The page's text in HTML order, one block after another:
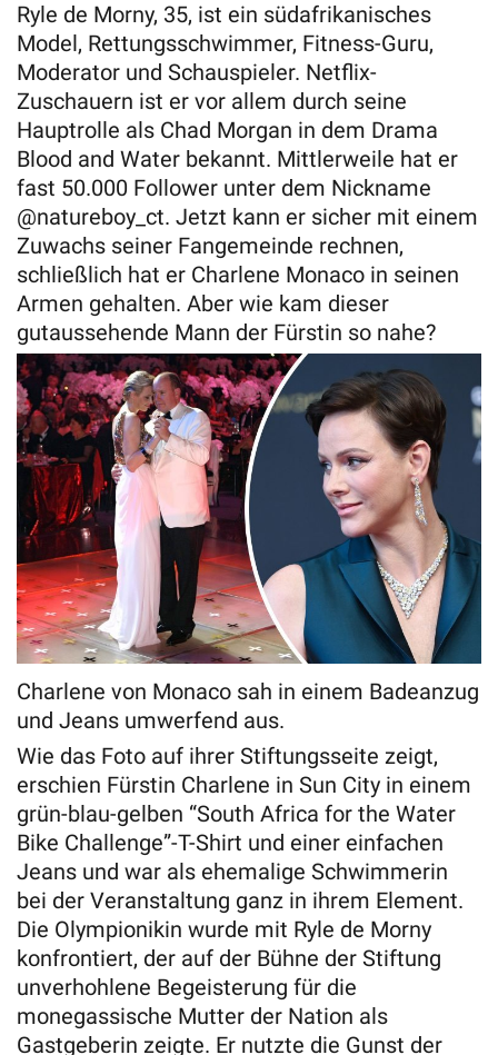
Ryle de Morny, 35, ist ein südafrikanisches
Model, Rettungsschwimmer, Fitness-Guru,
Moderator und Schauspieler. Netflix-
Zuschauern ist er vor allem durch seine
Hauptrolle als Chad Morgan in dem Drama
Blood and Water bekannt. Mittlerweile hat er
fast 50.000 Follower unter dem Nickname
@natureboy_ct. Jetzt kann er sicher mit einem
Zuwachs seiner Fangemeinde rechnen,
schließlich hat er Charlene Monaco in seinen
Armen gehalten. Aber wie kam dieser
gutaussehende Mann der Fürstin so nahe?
Charlene von Monaco sah in einem Badeanzug
und Jeans umwerfend aus.
Wie das Foto auf ihrer Stiftungsseite zeigt,
erschien Fürstin Charlene in Sun City in einem
grün-blau-gelben “South Africa for the Water
Bike Challenge”-T-Shirt und einer einfachen
Jeans und war als ehemalige Schwimmerin
bei der Veranstaltung ganz in ihrem Element.
Die Olympionikin wurde mit Ryle de Morny
konfrontiert, der auf der Bühne der Stiftung
unverhohlene Begeisterung für die
monegassische Mutter der Nation als
Gastgeberin zeigte. Er nutzte die Gunst der